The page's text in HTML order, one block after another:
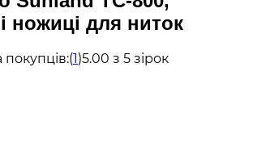
ножиці для ниток
покупців:(1)5.00 з 5 зірок